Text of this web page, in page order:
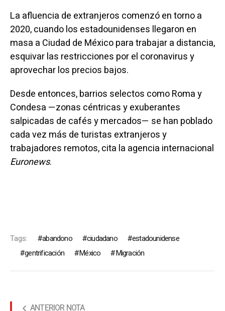
La afluencia de extranjeros comenzó en torno a
2020, cuando los estadounidenses llegaron en
masa a Ciudad de México para trabajar a distancia,
esquivar las restricciones por el coronavirus y
aprovechar los precios bajos.
Desde entonces, barrios selectos como Roma y
Condesa —zonas céntricas y exuberantes
salpicadas de cafés y mercados— se han poblado
cada vez más de turistas extranjeros y
trabajadores remotos, cita la agencia internacional
Euronews.
Tags: abandono ciudadano
estadounidense
gentrificación
México Migración
ANTERIOR NOTA